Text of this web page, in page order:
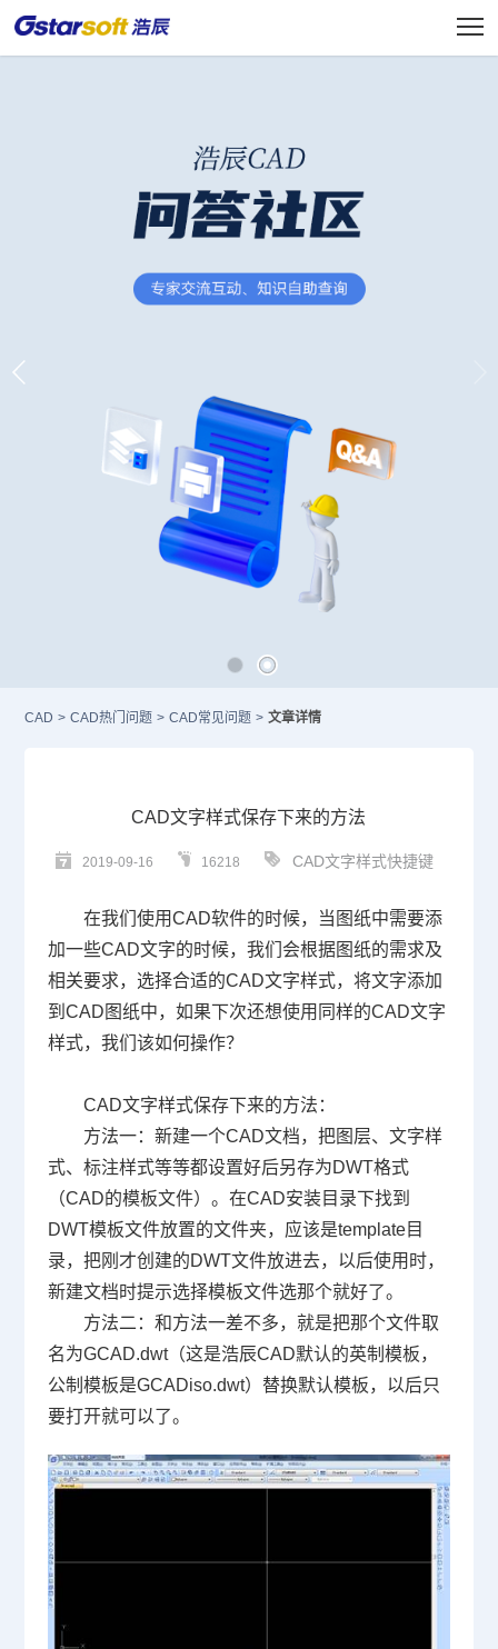
CAD > CAD热门问题 > CAD常见问题 > 文章详情
CAD文字样式保存下来的方法
2019-09-16 16218 CAD文字样式快捷键
在我们使用CAD软件的时候，当图纸中需要添
加一些CAD文字的时候，我们会根据图纸的需求及
相关要求，选择合适的CAD文字样式，将文字添加
到 CAD 图纸中，如果下次还想使用同样的CAD文字
样式，我们该如何操作？
CAD文字样式保存下来的方法：
方法一：新建一个CAD文档，把图层、文字样
式、标注样式等等都设置好后另存为DWT格式
（CAD的模板文件）。在CAD安装目录下找到
DWT模板文件放置的文件夹，应该是template目
录，把刚才创建的DWT文件放进去，以后使用时，
新建文档时提示选择模板文件选那个就好了。
方法二：和方法一差不多，就是把那个文件取
名为GCAD.dwt（这是浩辰CAD默认的英制模板，
公制模板是GCADiso.dwt）替换默认模板，以后只
要打开就可以了。